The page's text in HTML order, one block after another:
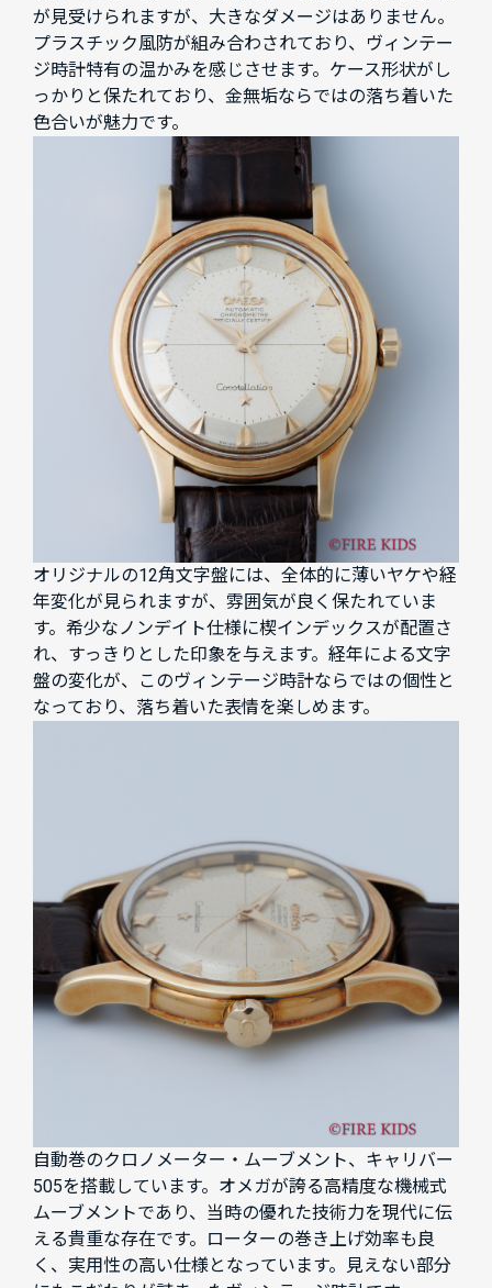
が見受けられますが、大きなダメージはありません。
プラスチック風防が組み合わされており、ヴィンテー
ジ時計特有の温かみを感じさせます。ケース形状がし
っかりと保たれており、金無垢ならではの落ち着いた
色合いが魅力です。
オリジナルの12角文字盤には、全体的に薄いヤケや経
年変化が見られますが、雰囲気が良く保たれていま
す。希少なノンデイト仕様に楔インデックスが配置さ
れ、すっきりとした印象を与えます。経年による文字
盤の変化が、このヴィンテージ時計ならではの個性と
なっており、落ち着いた表情を楽しめます。
自動巻のクロノメーター・ムーブメント、キャリバー
505を搭載しています。オメガが誇る高精度な機械式
ムーブメントであり、当時の優れた技術力を現代に伝
える貴重な存在です。ローターの巻き上げ効率も良
く、実用性の高い仕様となっています。見えない部分